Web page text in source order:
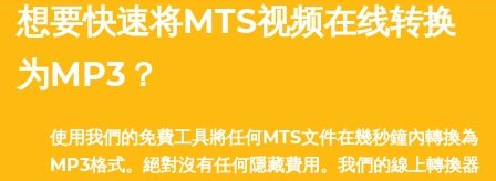
想要快速将MTS视频在线转换
为MP3？
使用我們的免費工具將任何MTS文件在幾秒鐘內轉換為
MP3格式。絕對沒有任何隱藏費用。我們的線上轉換器